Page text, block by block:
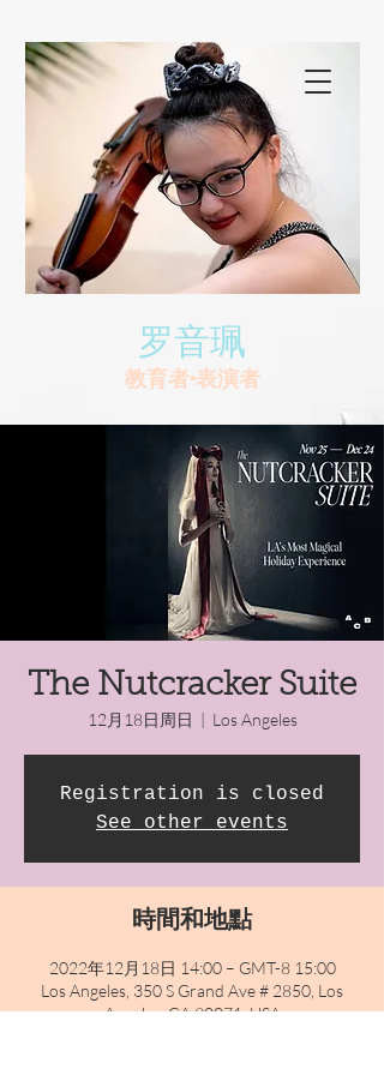
罗音珮
教育者•表演者
The Nutcracker Suite
12月18日周日
  |
Los Angeles
Registration is closed
See other events
時間和地點
2022年12月18日 14:00 – GMT-8 15:00
Los Angeles, 350 S Grand Ave # 2850, Los
Angeles, CA 90071, USA